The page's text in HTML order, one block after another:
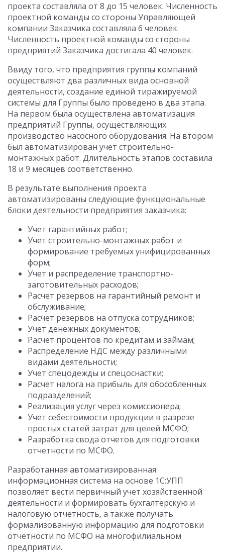
проекта составляла от 8 до 15 человек. Численность
проектной команды со стороны Управляющей
компании Заказчика составляла 6 человек.
Численность проектной команды со стороны
предприятий Заказчика достигала 40 человек.
Ввиду того, что предприятия группы компаний
осуществляют два различных вида основной
деятельности, создание единой тиражируемой
системы для Группы было проведено в два этапа.
На первом была осуществлена автоматизация
предприятий Группы, осуществляющих
производство насосного оборудования. На втором
был автоматизирован учет строительно-
монтажных работ. Длительность этапов составила
18 и 9 месяцев соответственно.
В результате выполнения проекта
автоматизированы следующие функциональные
блоки деятельности предприятия заказчика:
Учет гарантийных работ;
Учет строительно-монтажных работ и
формирование требуемых унифицированных
форм;
Учет и распределение транспортно-
заготовительных расходов;
Расчет резервов на гарантийный ремонт и
обслуживание;
Расчет резервов на отпуска сотрудников;
Учет денежных документов;
Расчет процентов по кредитам и займам;
Распределение НДС между различными
видами деятельности;
Учет спецодежды и спецоснастки;
Расчет налога на прибыль для обособленных
подразделений;
Реализация услуг через комиссионера;
Учет себестоимости продукции в разрезе
простых статей затрат для целей МСФО;
Разработка свода отчетов для подготовки
отчетности по МСФО.
Разработанная автоматизированная
информационная система на основе 1С:УПП
позволяет вести первичный учет хозяйственной
деятельности и формировать бухгалтерскую и
налоговую отчетность, а также получать
формализованную информацию для подготовки
отчетности по МСФО на многофилиальном
предприятии.